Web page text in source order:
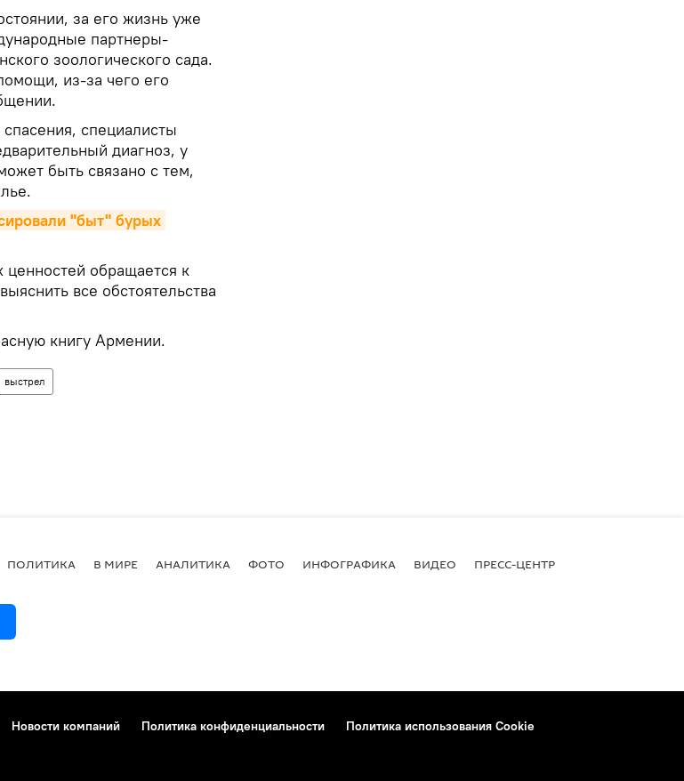
за его жизнь уже
партнеры-
зоологического сада.
из-за чего его
специалисты
диагноз, у
быть связано с тем,
"быт" бурых
обращается к
все обстоятельства
книгу Армении.
выстрел
ПОЛИТИКА В МИРЕ АНАЛИТИКА ФОТО ИНФОГРАФИКА ВИДЕО ПРЕСС-ЦЕНТР
Новости компаний Политика конфиденциальности
Политика использования Cookie